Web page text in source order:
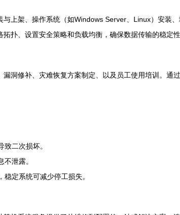
上架、操作系统（如Windows Server、Linux）安装
扑、设置安全策略和负载均衡，确保数据传输的稳定
洞修补、灾难恢复方案制定、以及员工使用培训。通
二次损坏。
泄露。
定系统可减少停工损失。